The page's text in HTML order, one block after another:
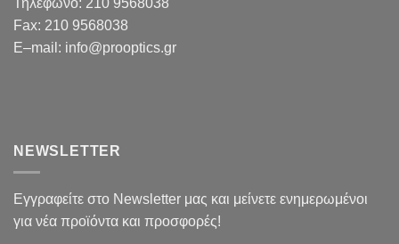
Τηλέφωνο: 210 9568038
Fax: 210 9568038
E–mail : info@prooptics.gr
NEWSLETTER
Εγγραφείτε στο Newsletter μας και μείνετε ενημερωμένοι
για νέα προϊόντα και προσφορές!